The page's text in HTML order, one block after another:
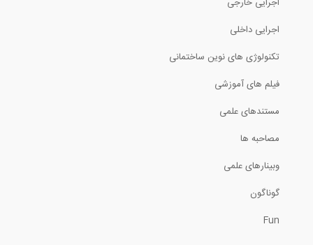
اجرایی داخلی
تکنولوژی های نوین ساختمانی
فیلم های آموزشی
مستندهای علمی
مصاحبه ها
وبینارهای علمی
گوناگون
Fun